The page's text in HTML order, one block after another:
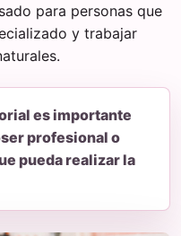
para personas que
y trabajar
es importante
profesional o
pueda realizar la